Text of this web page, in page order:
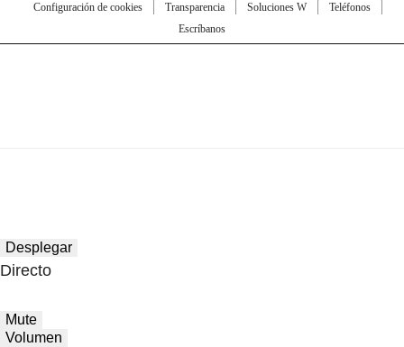
Configuración de cookies
Transparencia Soluciones W
Teléfonos
Escríbanos
Desplegar
Directo
Mute
Volumen